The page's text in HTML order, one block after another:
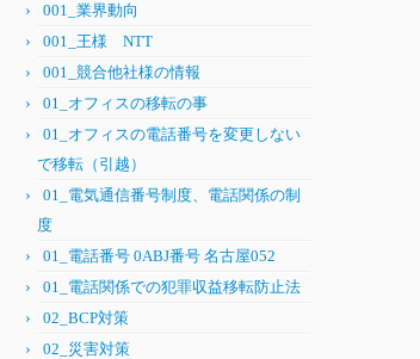
001_業界動向
001_王様 NTT
001_競合他社様の情報
01_オフィスの移転の事
01_オフィスの電話番号を変更しない
で移転（引越）
01_電気通信番号制度、電話関係の制
度
01_電話番号 0ABJ番号 名古屋052
01_電話関係での犯罪収益移転防止法
02_BCP対策
02_災害対策